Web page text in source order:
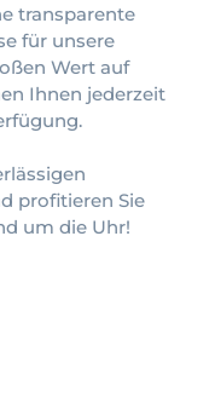
transparente
für unsere
Wert auf
Ihnen jederzeit
profitieren Sie
um die Uhr!